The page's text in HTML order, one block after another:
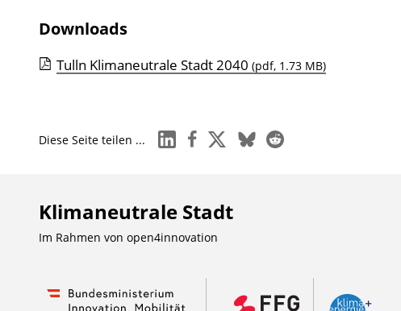
Downloads
Tulln Klimaneutrale Stadt 2040 (pdf, 1.73 MB)
Diese Seite teilen ... linkedinfacebook
x blueskyreddit
Klimaneutrale Stadt
Im Rahmen von open4innovation